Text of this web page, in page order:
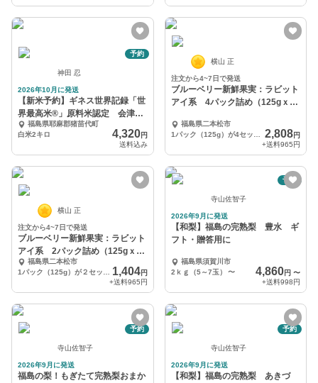
予約
神田 忍
2026年10月に発送
【新米予約】ギネス世界記録「世
界最高米®」原料米認定 会津
産 ゆうだい21
福島県耶麻郡猪苗代町
白米2キロ
4,320円
送料込み
横山 正
注文から4~7日で発送
ブルーベリー新鮮果実：ラビット
アイ系 4パック詰め（125gｘ
福島県二本松市
2,808円
+送料965円
横山 正
注文から4~7日で発送
ブルーベリー新鮮果実：ラビット
アイ系 2パック詰め（125gｘ
２）福島県二本松市
1,404円
+送料965円
予約
寺山佐智子
2026年9月に発送
【和梨】福島の完熟梨 豊水 ギ
フト・贈答用に
福島県須賀川市
2ｋｇ（5～7玉）
〜 4,860円 〜
+送料998円
予約
寺山佐智子
2026年9月に発送
福島の梨！もぎたて完熟梨おまか
予約
寺山佐智子
2026年9月に発送
【和梨】福島の完熟梨 あきづ